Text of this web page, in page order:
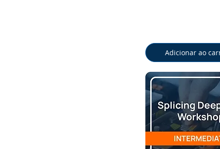
Adicionar ao